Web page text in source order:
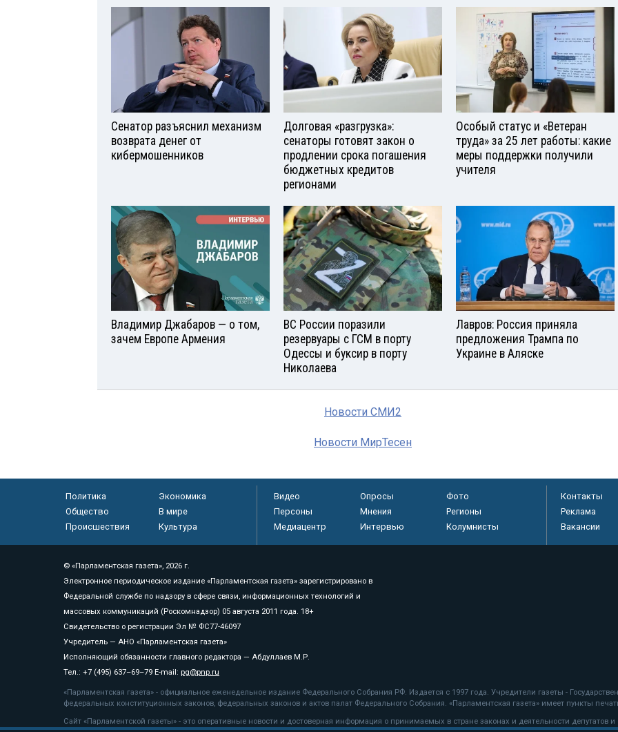
Сенатор разъяснил механизм
возврата денег от
кибермошенников
Долговая «разгрузка»:
сенаторы готовят закон о
продлении срока погашения
бюджетных кредитов
регионами
Особый статус и «Ветеран
труда» за 25 лет работы: какие
меры поддержки получили
учителя
Владимир Джабаров — о том,
зачем Европе Армения
ВС России поразили
резервуары с ГСМ в порту
Одессы и буксир в порту
Николаева
Лавров: Россия приняла
предложения Трампа по
Украине в Аляске
Новости СМИ2
Новости МирТесен
Политика
Экономика
Общество
В мире
Происшествия
Культура
Видео Опросы
Фото
Персоны
Мнения
Регионы
Медиацентр
Интервью Колумнисты
Контакты
Реклама
Вакансии
© «Парламентская газета», 2026 г.
Электронное периодическое издание «Парламентская газета» зарегистрировано в
Федеральной службе по надзору в сфере связи, информационных технологий и
массовых коммуникаций (Роскомнадзор) 05 августа 2011 года. 18+
Свидетельство о регистрации Эл № ФС77-46097
Учредитель — АНО «Парламентская газета»
Исполняющий обязанности главного редактора — Абдуллаев М.Р.
Тел.: +7 (495) 637–69–79 E-mail: pg@pnp.ru
«Парламентская газета» - официальное еженедельное издание Федерального Собрания РФ. Издается с 1997 года. Учредители газеты -
федеральных конституционных законов, федеральных законов и актов палат Федерального Собрания. «Парламентская газета» имеет пункты
Сайт «Парламентской газеты» - это оперативные новости и достоверная информация о принимаемых в стране законах и деятельности депутатов